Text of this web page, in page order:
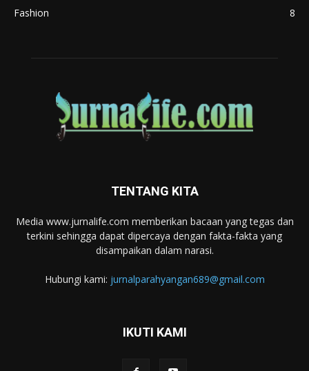
Fashion
8
TENTANG KITA
Media www.jurnalife.com memberikan bacaan yang tegas dan
terkini sehingga dapat dipercaya dengan fakta-fakta yang
disampaikan dalam narasi.
Hubungi kami: jurnalparahyangan689@gmail.com
IKUTI KAMI